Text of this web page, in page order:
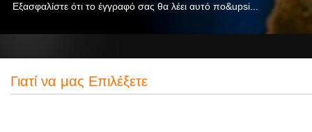
Εξασφαλίστε ότι το έγγραφό σας θα λέει αυτό πο&upsi...
Γιατί να μας Επιλέξετε